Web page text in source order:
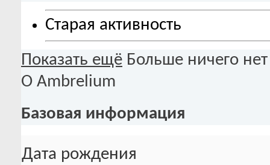
Старая активность
Показать ещё Больше ничего нет
О Ambrelium
Базовая информация
Дата рождения